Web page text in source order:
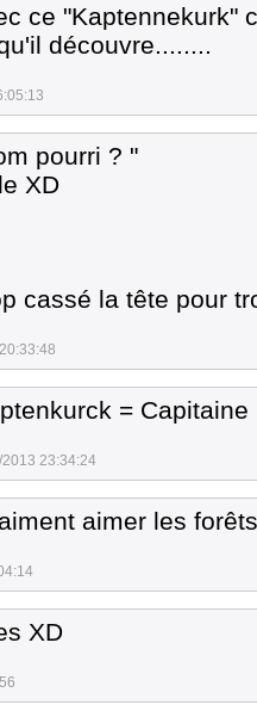
ce "Kaptennekurk"
découvre........
pourri ? "
XD
cassé la tête pour
=
23:34:24
aimer les
XD